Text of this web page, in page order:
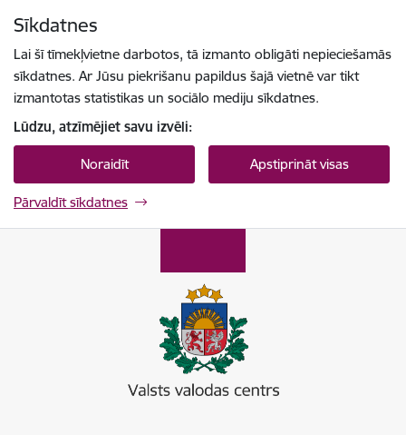
Sīkdatnes
Lai šī tīmekļvietne darbotos, tā izmanto obligāti nepieciešamās
sīkdatnes. Ar Jūsu piekrišanu papildus šajā vietnē var tikt
izmantotas statistikas un sociālo mediju sīkdatnes.
Lūdzu, atzīmējiet savu izvēli:
Noraidīt Apstiprināt visas
Pārvaldīt sīkdatnes